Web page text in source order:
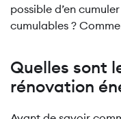
possible d’en
cumulables ?
Quelles sont
rénovation